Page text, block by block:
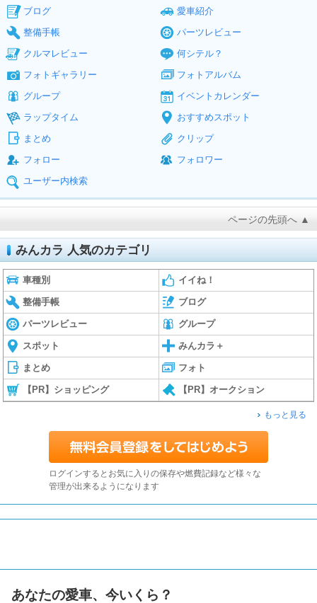
ブログ
愛車紹介
整備手帳
パーツレビュー
クルマレビュー
何シテル？
フォトギャラリー
フォトアルバム
グループ
イベントカレンダー
ラップタイム
おすすめスポット
まとめ
クリップ
フォロー
フォロワー
ユーザー内検索
ページの先頭へ ▲
みんカラ 人気のカテゴリ
車種別 イイね！
整備手帳 ブログ
パーツレビュー グループ
スポット みんカラ＋
まとめ フォト
【PR】ショッピング 【PR】オークション
もっと見る
ログインするとお気に入りの保存や燃費記録など様々な
管理が出来るようになります
あなたの愛車、今いくら？